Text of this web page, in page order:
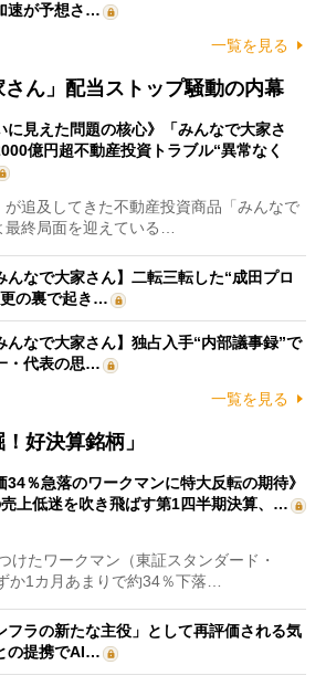
速が予想さ…
一覧を見る
さん」配当ストップ騒動の内幕
に見えた問題の核心》「みんなで大家さ
億円超不動産投資トラブル“異常なく
追及してきた不動産投資商品「みんなで
最終局面を迎えている…
んなで大家さん】二転三転した“成田プロ
の裏で起き…
んなで大家さん】独占入手“内部議事録”で
・代表の思…
一覧を見る
好決算銘柄」
34％急落のワークマンに特大反転の期待》
上低迷を吹き飛ばす第1四半期決算、…
たワークマン（東証スタンダード・
か1カ月あまりで約34％下落…
フラの新たな主役」として再評価される気
の提携でAI…